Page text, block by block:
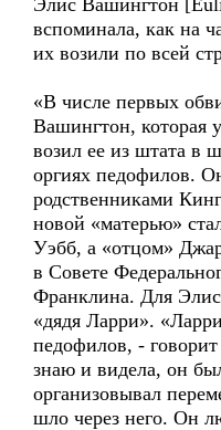
Элис Вашингтон
вспоминала, как на
их возили по всей
«В числе первых
Вашингтон, которая
возил ее из штата в
оргиях педофилов.
родственниками
новой «матерью»
Уэбб, а «отцом»
в Совете
Франклина. Для
«дядя Ларри».
педофилов, -
знаю и видела, он
организовывал
шло через него. Он